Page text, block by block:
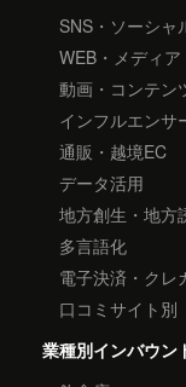
SNS・ソーシャ
WEB・メディア
動画・コンテン
インフルエンサ
通販・越境EC
データ活用
地方創生・地方
多言語化
電子決済・クレ
口コミサイト別
業種別インバウン